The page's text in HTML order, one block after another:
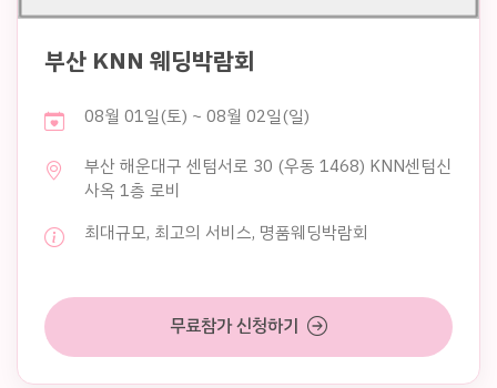
부산 KNN 웨딩박람회
08월 01일(토) ~ 08월 02일(일)
부산 해운대구 센텀서로 30 (우동 1468) KNN센텀신
사옥 1층 로비
최대규모, 최고의 서비스, 명품웨딩박람회
무료참가 신청하기